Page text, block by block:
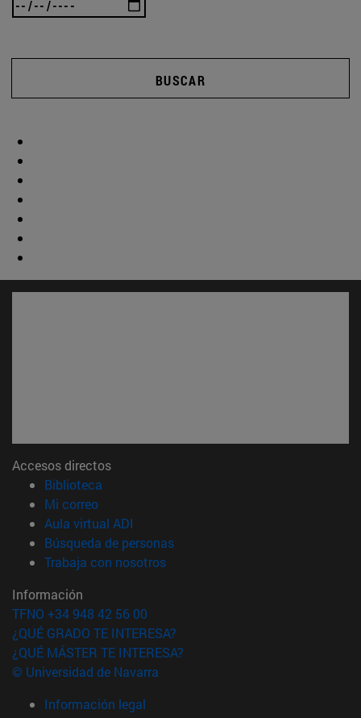
BUSCAR
Accesos directos
Biblioteca
Mi correo(abre en nueva ventana)
Aula virtual ADI
Búsqueda de personas(abre en nueva ventana)
Trabaja con nosotros(abre en nueva ventana)
Información
TFNO +34 948 42 56 00
¿QUÉ GRADO TE INTERESA?
¿QUÉ MÁSTER TE INTERESA?
© Universidad de Navarra
Información legal